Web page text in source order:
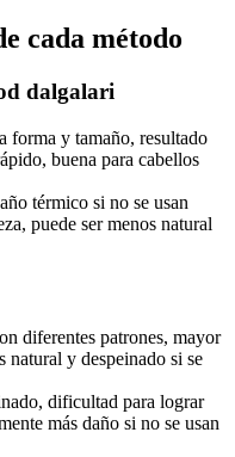
cada método
dalgalari
forma y tamaño, resultado
buena para cabellos
térmico si no se usan
puede ser menos natural
diferentes patrones, mayor
natural y despeinado si se
dificultad para lograr
más daño si no se usan